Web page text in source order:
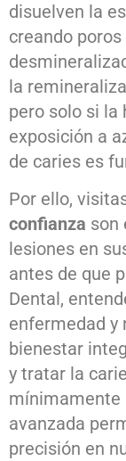
disuelven la
creando
la
pero solo si la
exposición a
de caries es
Por ello,
confianza son
lesiones en
antes de que
Dental,
enfermedad y
bienestar
y tratar la
mínimamente
avanzada
precisión en